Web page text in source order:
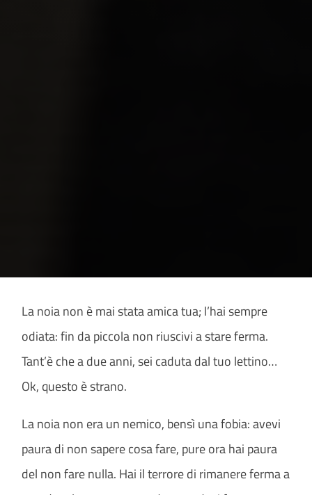
La noia non è mai stata amica tua; l’hai sempre
odiata: fin da piccola non riuscivi a stare ferma.
Tant’è che a due anni, sei caduta dal tuo lettino…
Ok, questo è strano.
La noia non era un nemico, bensì una fobia: avevi
paura di non sapere cosa fare, pure ora hai paura
del non fare nulla. Hai il terrore di rimanere ferma a